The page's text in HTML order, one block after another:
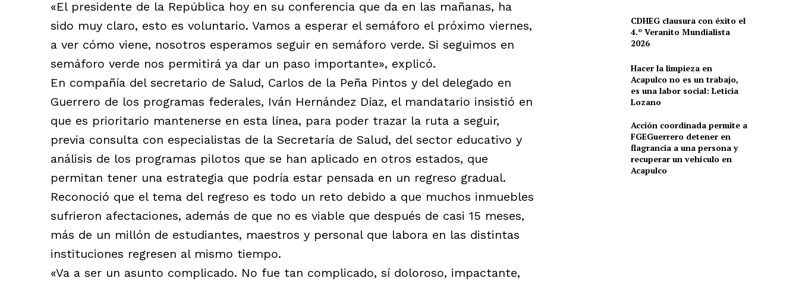
«El presidente de la República hoy en su conferencia que da en las mañanas, ha
sido muy claro, esto es voluntario. Vamos a esperar el semáforo el próximo viernes,
a ver cómo viene, nosotros esperamos seguir en semáforo verde. Si seguimos en
semáforo verde nos permitirá ya dar un paso importante», explicó.
En compañía del secretario de Salud, Carlos de la Peña Pintos y del delegado en
Guerrero de los programas federales, Iván Hernández Díaz, el mandatario insistió en
que es prioritario mantenerse en esta línea, para poder trazar la ruta a seguir,
previa consulta con especialistas de la Secretaría de Salud, del sector educativo y
análisis de los programas pilotos que se han aplicado en otros estados, que
permitan tener una estrategia que podría estar pensada en un regreso gradual.
Reconoció que el tema del regreso es todo un reto debido a que muchos inmuebles
sufrieron afectaciones, además de que no es viable que después de casi 15 meses,
más de un millón de estudiantes, maestros y personal que labora en las distintas
instituciones regresen al mismo tiempo.
«Va a ser un asunto complicado. No fue tan complicado, sí doloroso, impactante,
CDHEG clausura con éxito el
4.º Veranito Mundialista
2026
Hacer la limpieza en
Acapulco no es un trabajo,
es una labor social: Leticia
Lozano
Acción coordinada permite a
FGEGuerrero detener en
flagrancia a una persona y
recuperar un vehículo en
Acapulco